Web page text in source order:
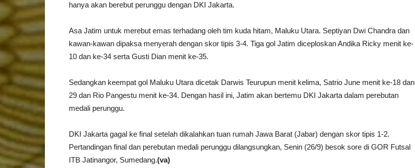
hanya akan berebut perunggu dengan DKI Jakarta.
Asa Jatim untuk merebut emas terhadang oleh tim kuda hitam, Maluku Utara. Septiyan Dwi Chandra dan
kawan-kawan dipaksa menyerah dengan skor tipis 3-4. Tiga gol Jatim diceploskan Andika Ricky menit ke-
10 dan ke-34 serta Gusti Dian menit ke-35.
Sedangkan keempat gol Maluku Utara dicetak Darwis Teurupun menit kelima, Satrio June menit ke-18 dan
29 dan Rio Pangestu menit ke-34. Dengan hasil ini, Jatim akan bertemu DKI Jakarta dalam perebutan
medali perunggu.
DKI Jakarta gagal ke final setelah dikalahkan tuan rumah Jawa Barat (Jabar) dengan skor tipis 1-2.
Pertandingan final dan perebutan medali perunggu dilangsungkan, Senin (26/9) besok sore di GOR Futsal
ITB Jatinangor, Sumedang.(va)